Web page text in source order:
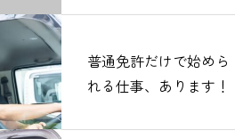
普通免許だけで始めら
れる仕事、あります！